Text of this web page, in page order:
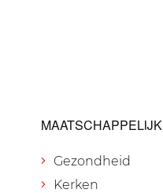
MAATSCHAPPELIJK
Gezondheid
Kerken